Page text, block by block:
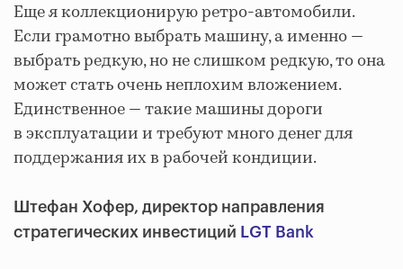
Еще я коллекционирую ретро-автомобили.
Если грамотно выбрать машину, а именно —
выбрать редкую, но не слишком редкую, то она
может стать очень неплохим вложением.
Единственное — такие машины дороги
в эксплуатации и требуют много денег для
поддержания их в рабочей кондиции.
Штефан Хофер, директор направления
стратегических инвестиций LGT Bank